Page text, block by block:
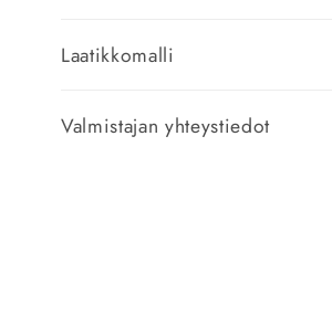
Laatikkomalli
Valmistajan yhteystiedot